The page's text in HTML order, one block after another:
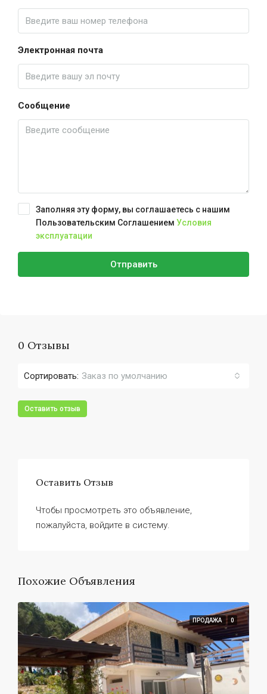
Электронная почта
Сообщение
Заполняя эту форму, вы соглашаетесь с нашим
Пользовательским Соглашением Условия
эксплуатации
Отправить
0 Отзывы
Сортировать: Заказ по умолчанию
Оставить отзыв
Оставить Отзыв
Чтобы просмотреть это объявление,
пожалуйста, войдите в систему.
Похожие Объявления
ПРОДАЖА 0